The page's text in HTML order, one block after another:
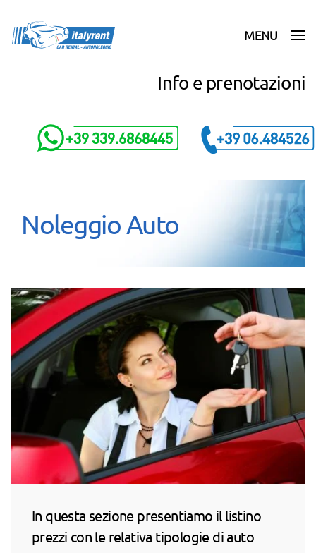
Skip to main content MENU
Info e prenotazioni
Noleggio Auto
In questa sezione presentiamo il listino
prezzi con le relativa tipologie di auto